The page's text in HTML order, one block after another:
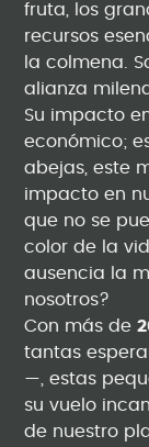
fruta, los
recursos
la colmena.
alianza
Su impacto
económico;
abejas, este
impacto en
que no se
color de la
ausencia la
nosotros?
Con más de
tantas
—, estas
su vuelo
de nuestro